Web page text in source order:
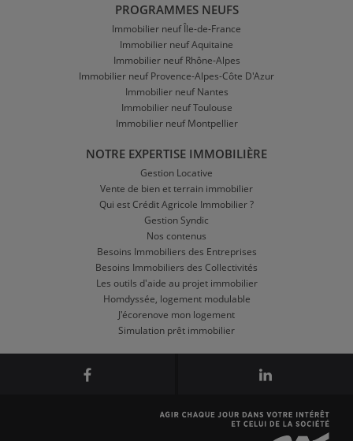
PROGRAMMES NEUFS
Immobilier neuf Île-de-France
Immobilier neuf Aquitaine
Immobilier neuf Rhône-Alpes
Immobilier neuf Provence-Alpes-Côte D'Azur
Immobilier neuf Nantes
Immobilier neuf Toulouse
Immobilier neuf Montpellier
NOTRE EXPERTISE IMMOBILIÈRE
Gestion Locative
Vente de bien et terrain immobilier
Qui est Crédit Agricole Immobilier ?
Gestion Syndic
Nos contenus
Besoins Immobiliers des Entreprises
Besoins Immobiliers des Collectivités
Les outils d'aide au projet immobilier
Homdyssée, logement modulable
J'écorenove mon logement
Simulation prêt immobilier